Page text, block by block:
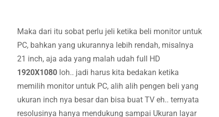
Maka dari itu sobat perlu jeli ketika beli monitor untuk
PC, bahkan yang ukurannya lebih rendah, misalnya
21 inch, aja ada yang malah udah full HD
1920X1080 loh.. jadi harus kita bedakan ketika
memilih monitor untuk PC, alih alih pengen beli yang
ukuran inch nya besar dan bisa buat TV eh.. ternyata
resolusinya hanya mendukung sampai Ukuran layar